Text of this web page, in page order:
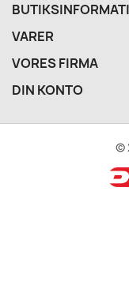
VARER
VORES FIRMA
DIN KONTO
©